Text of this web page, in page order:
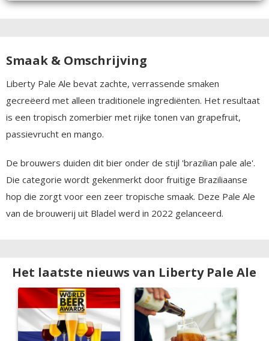
Smaak & Omschrijving
Liberty Pale Ale bevat zachte, verrassende smaken
gecreëerd met alleen traditionele ingrediënten. Het resultaat
is een tropisch zomerbier met rijke tonen van grapefruit,
passievrucht en mango.
De brouwers duiden dit bier onder de stijl 'brazilian pale ale'.
Die categorie wordt gekenmerkt door fruitige Braziliaanse
hop die zorgt voor een zeer tropische smaak. Deze Pale Ale
van de brouwerij uit Bladel werd in 2022 gelanceerd.
Het laatste nieuws van Liberty Pale Ale